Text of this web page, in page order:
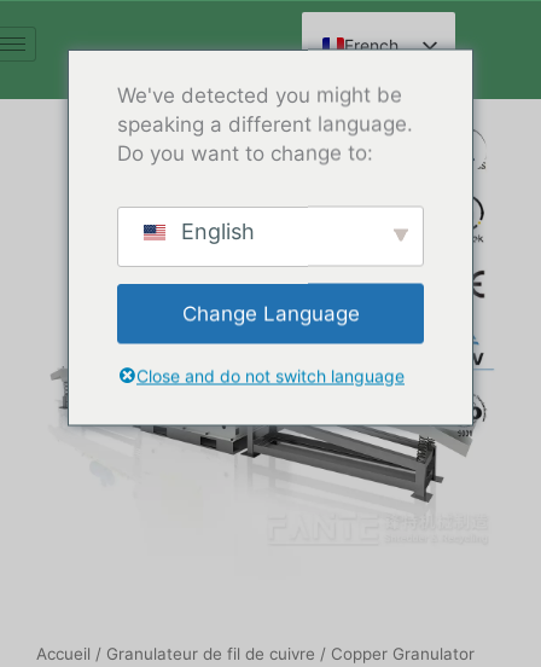
au
French
English
Spanish
Arabic
German
Russian
Hindi
Chinese
Accueil / Granulateur de fil de cuivre / Copper Granulator
We've detected you might be
speaking a different language.
Do you want to change to:
English
Change Language
Close and do not switch language